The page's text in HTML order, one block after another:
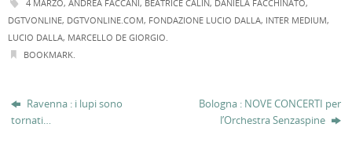
4 MARZO, ANDREA FACCANI , BEATRICE CALIN, DANIELA FACCHINATO,
DGTVONLINE, DGTVONLINE.COM, FONDAZIONE LUCIO DALLA, INTER MEDIUM,
LUCIO DALLA, MARCELLO DE GIORGIO
BOOKMARK.
Ravenna : i lupi sono
tornati…
Bologna : NOVE CONCERTI per
l’Orchestra Senzaspine